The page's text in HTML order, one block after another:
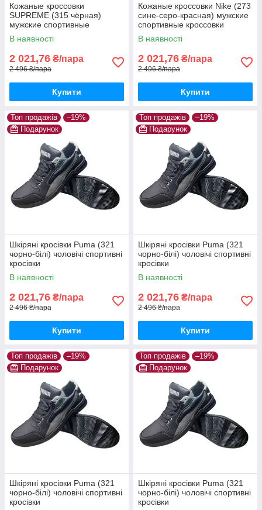
Кожаные кроссовки
SUPREME (315 чёрная)
мужские спортивные
кроссовки шкіряні чоловічі
В наявності
2 021,76 ₴/пара
2 496 ₴/пара
Купити
Кожаные кроссовки Nike (273
сине-серо-красная) мужские
спортивные кроссовки
шкіряні чоловічі
В наявності
2 021,76 ₴/пара
2 496 ₴/пара
Купити
Топ продажів
–19%
Подарунок
Шкіряні кросівки Puma (321
чорно-білі) чоловічі спортивні
кросівки
В наявності
2 021,76 ₴/пара
2 496 ₴/пара
Купити
Топ продажів
–19%
Подарунок
Шкіряні кросівки Puma (321
чорно-білі) чоловічі спортивні
кросівки
В наявності
2 021,76 ₴/пара
2 496 ₴/пара
Купити
Топ продажів
–19%
Подарунок
Шкіряні кросівки Puma (321
чорно-білі) чоловічі спортивні
кросівки
Топ продажів
–19%
Подарунок
Шкіряні кросівки Puma (321
чорно-білі) чоловічі спортивні
кросівки